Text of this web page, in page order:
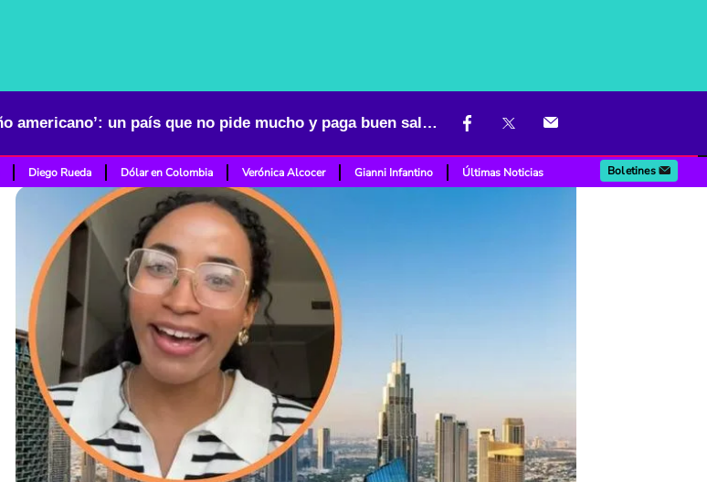
Surge reemplazo del ‘sueño americano’: un país que no pide mucho y paga buen salario
Diego Rueda Dólar en Colombia Verónica Alcocer Gianni Infantino Últimas Noticias Boletines